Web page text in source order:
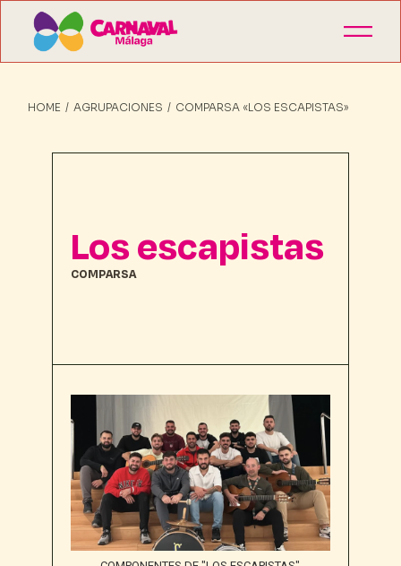
HOME AGRUPACIONES COMPARSA «LOS ESCAPISTAS»
Los escapistas
COMPARSA